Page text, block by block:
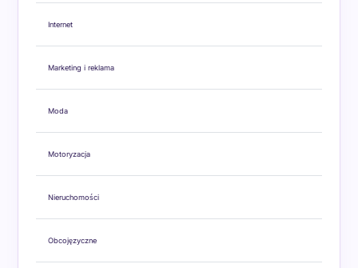
Internet
Marketing i reklama
Moda
Motoryzacja
Nieruchomości
Obcojęzyczne